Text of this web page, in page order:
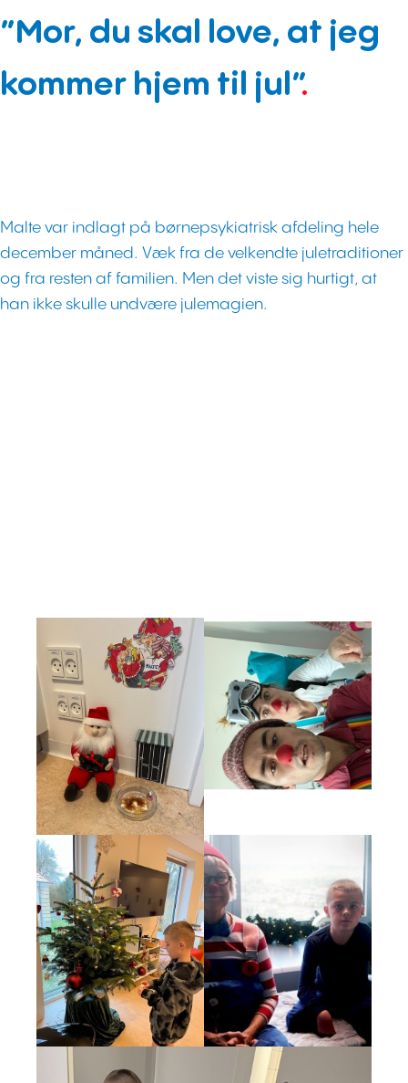
”Mor, du skal love, at jeg
kommer hjem til jul”.
Malte var indlagt på børnepsykiatrisk afdeling hele
december måned. Væk fra de velkendte juletraditioner
og fra resten af familien. Men det viste sig hurtigt, at
han ikke skulle undvære julemagien.